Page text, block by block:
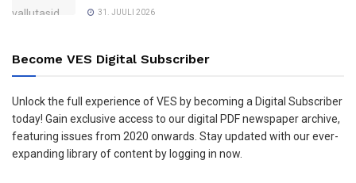
31. JUULI 2026
Become VES Digital Subscriber
Unlock the full experience of VES by becoming a Digital Subscriber
today! Gain exclusive access to our digital PDF newspaper archive,
featuring issues from 2020 onwards. Stay updated with our ever-
expanding library of content by logging in now.